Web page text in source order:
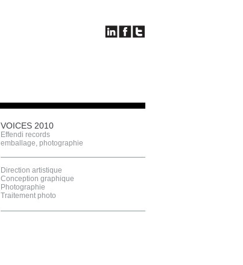
VOICES 2010
Effendi records
emballage, photographie
Direction artistique
Conception graphique
Photographie
Traitement photo